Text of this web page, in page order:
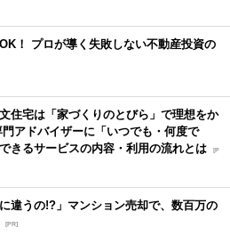
！ プロが導く失敗しない不動産投資の
住宅は「家づくりのとびら」で理想をか
門アドバイザーに「いつでも・何度で
きるサービスの内容・利用の流れとは [P
に違うの!?」マンション売却で、数百万の
[PR]